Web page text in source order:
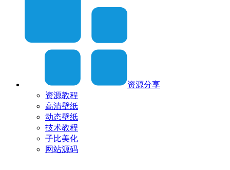
资源分享
资源教程
高清壁纸
动态壁纸
技术教程
子比美化
网站源码